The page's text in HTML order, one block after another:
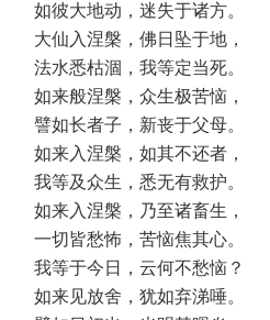
如彼大地动，迷失于诸方。
大仙入涅槃，佛日坠于地，
法水悉枯涸，我等定当死。
如来般涅槃，众生极苦恼，
譬如长者子，新丧于父母。
如来入涅槃，如其不还者，
我等及众生，悉无有救护。
如来入涅槃，乃至诸畜生，
一切皆愁怖，苦恼焦其心。
我等于今日，云何不愁恼？
如来见放舍，犹如弃涕唾。